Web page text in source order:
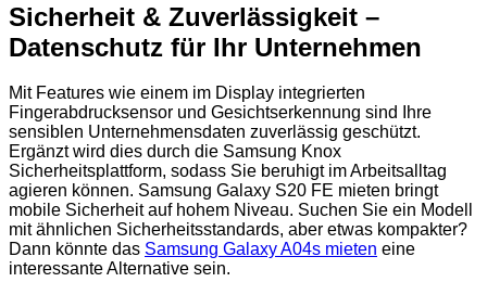
Sicherheit & Zuverlässigkeit –
Datenschutz für Ihr Unternehmen
Mit Features wie einem im Display integrierten
Fingerabdrucksensor und Gesichtserkennung sind Ihre
sensiblen Unternehmensdaten zuverlässig geschützt.
Ergänzt wird dies durch die Samsung Knox
Sicherheitsplattform, sodass Sie beruhigt im Arbeitsalltag
agieren können. Samsung Galaxy S20 FE mieten bringt
mobile Sicherheit auf hohem Niveau. Suchen Sie ein Modell
mit ähnlichen Sicherheitsstandards, aber etwas kompakter?
Dann könnte das Samsung Galaxy A04s mieten eine
interessante Alternative sein.